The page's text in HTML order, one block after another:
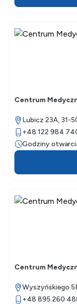
Centrum
Lubicz 23A, 31-
+48 122 984
Godziny
Centrum
Wyszyńskiego
+48 895 260